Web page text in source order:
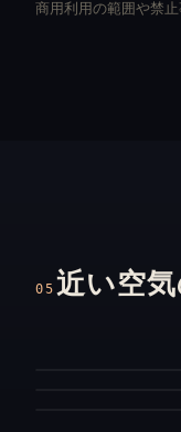
商用利用の範囲や禁
05 近い空
吹が万物を静か
かつて栄えた港
石畳を渡る風。
モスクのミナレ